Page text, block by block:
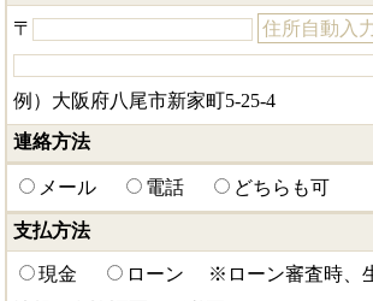
〒 住所自動入
例）大阪府八尾市新家町5-25-4
連絡方法
メール 電話 どちらも可
支払方法
現金 ローン ※ローン審査時、